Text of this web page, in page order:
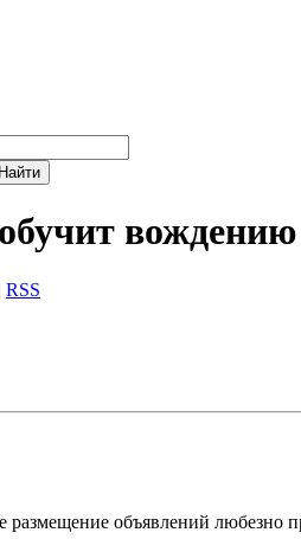
вождению
RSS
размещение объявлений любезно